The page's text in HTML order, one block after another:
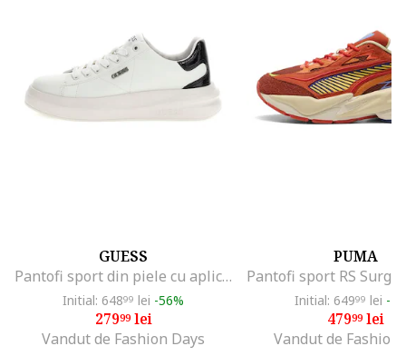
GUESS
Pantofi sport din piele cu aplicatie logo, Alb/Negru
Initial: 64899 lei -56%
27999lei
Vandut de Fashion Days
PUMA
Initial: 64999 lei -
47999lei
Vandut de Fashion